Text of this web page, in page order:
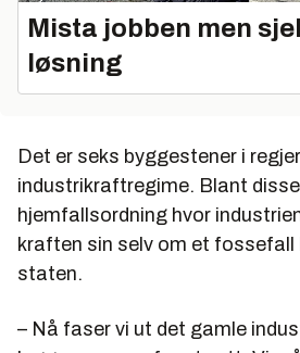
Mista jobben men
løsning
Det er seks byggestener i
industrikraftregime. Blant disse
hjemfallsordning hvor
kraften sin selv om et fossefall
staten.
– Nå faser vi ut det gamle